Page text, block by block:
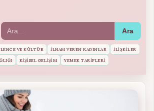
VE KÜLTÜR İLHAM VEREN KADINLAR İLIŞKILER
KIŞISEL GELIŞIM YEMEK TARIFLERI
Ara